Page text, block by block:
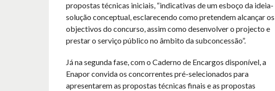
propostas técnicas iniciais, “indicativas de um esboço da ideia-
solução conceptual, esclarecendo como pretendem alcançar os
objectivos do concurso, assim como desenvolver o projecto e
prestar o serviço público no âmbito da subconcessão”.
Já na segunda fase, com o Caderno de Encargos disponível, a
Enapor convida os concorrentes pré-selecionados para
apresentarem as propostas técnicas finais e as propostas